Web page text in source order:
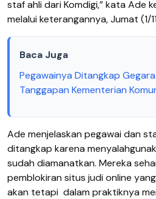
staf ahli dari Komdigi,” kata Ade
melalui keterangannya, Jumat (1/
Baca Juga
Pegawainya Ditangkap
Tanggapan Kementerian
Ade menjelaskan pegawai dan
ditangkap karena
sudah diamanatkan. Mereka
pemblokiran situs judi online
akan tetapi dalam praktiknya